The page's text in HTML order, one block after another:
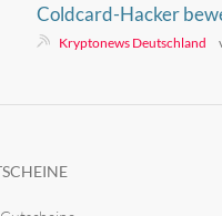
Coldcard-Hacker
1,94 Millionen Dollar
Kryptonews Deutschland